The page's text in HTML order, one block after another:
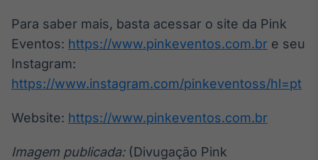
Para saber mais, basta acessar o site da Pink
Eventos: https://www.pinkeventos.com.br e seu
Instagram:
https://www.instagram.com/pinkeventoss/hl=pt
Website: https://www.pinkeventos.com.br
Imagem publicada:(Divugação Pink